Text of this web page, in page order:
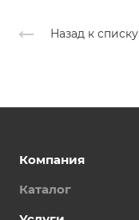
Назад к списку
Компания
Каталог